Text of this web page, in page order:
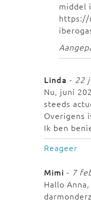
middel
https://
Linda - 22
Nu, juni
steeds
Overigens
Ik ben
Reageer
Mimi - 7
Hallo